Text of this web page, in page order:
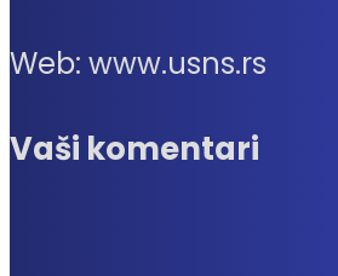
Web: www.usns.rs
Vaši komentari